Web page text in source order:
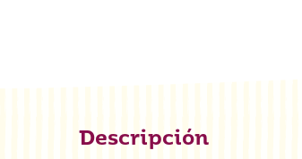
Descripción